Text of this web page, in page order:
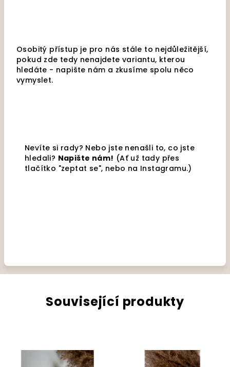
Osobitý přístup je pro nás stále to nejdůležitější,
pokud zde tedy nenajdete variantu, kterou
hledáte - napište nám a zkusíme spolu něco
vymyslet.
Nevíte si rady? Nebo jste nenašli to, co jste
hledali? Napište nám! (Ať už tady přes
tlačítko "zeptat se", nebo na Instagramu.)
Související produkty